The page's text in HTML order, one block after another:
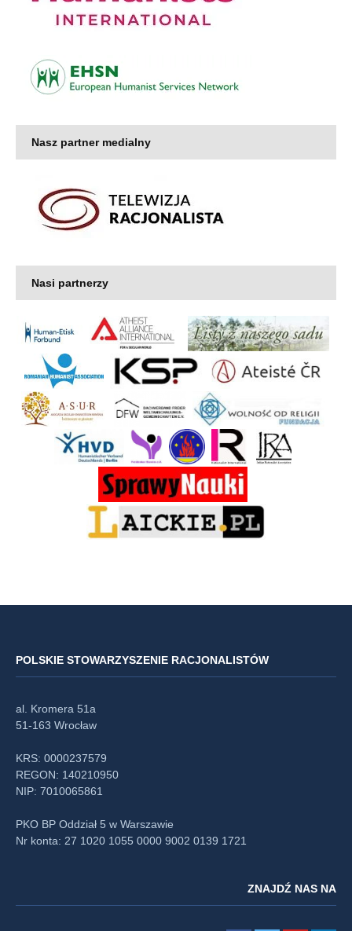
Nasz partner medialny
Nasi partnerzy
POLSKIE STOWARZYSZENIE RACJONALISTÓW
al. Kromera 51a
51-163 Wrocław
KRS: 0000237579
REGON: 140210950
NIP: 7010065861
PKO BP Oddział 5 w Warszawie
Nr konta: 27 1020 1055 0000 9002 0139 1721
ZNAJDŹ NAS NA